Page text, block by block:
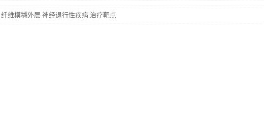
纤维模糊外层神经退行性疾病治疗靶点